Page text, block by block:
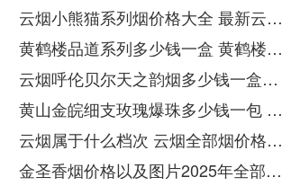
云烟小熊猫系列烟价格大全 最新云烟小熊猫图片报价
黄鹤楼品道系列多少钱一盒 黄鹤楼品道系列香烟价格表图片
云烟呼伦贝尔天之韵烟多少钱一盒中支价格
黄山金皖细支玫瑰爆珠多少钱一包 黄山金皖细支玫瑰爆珠2025最新价格
云烟属于什么档次 云烟全部烟价格表大全
金圣香烟价格以及图片2025年全部价格